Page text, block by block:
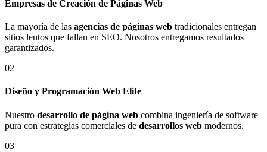
Empresas de Creación de Páginas Web
La mayoría de las agencias de páginas web tradicionales entregan
sitios lentos que fallan en SEO. Nosotros entregamos resultados
garantizados.
02
Diseño y Programación Web Elite
Nuestro desarrollo de página web combina ingeniería de software
pura con estrategias comerciales de desarrollos web modernos.
03